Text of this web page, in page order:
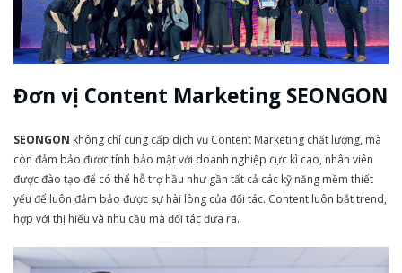
Đơn vị Content Marketing SEONGON
SEONGON không chỉ cung cấp dịch vụ Content Marketing chất lượng, mà
còn đảm bảo được tính bảo mật với doanh nghiệp cực kì cao, nhân viên
được đào tạo để có thể hỗ trợ hầu như gần tất cả các kỹ năng mềm thiết
yếu để luôn đảm bảo được sự hài lòng của đối tác. Content luôn bắt trend,
hợp với thị hiếu và nhu cầu mà đối tác đưa ra.